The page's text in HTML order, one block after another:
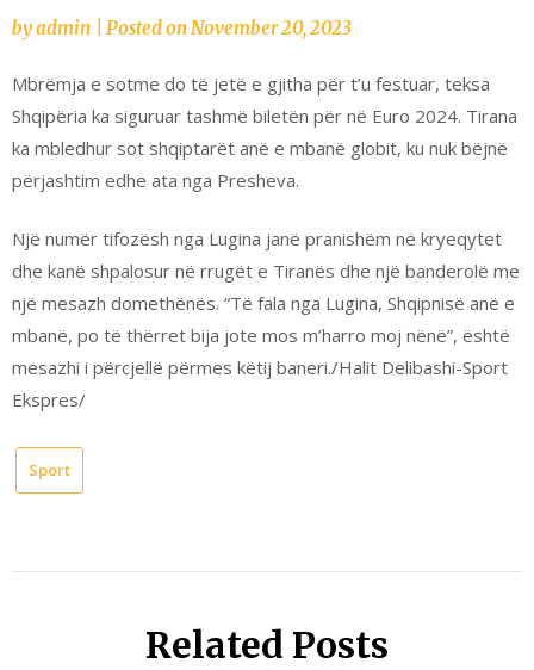
byadmin Posted on November 20, 2023
Mbrëmja e sotme do të jetë e gjitha për t’u festuar, teksa
Shqipëria ka siguruar tashmë biletën për në Euro 2024. Tirana
ka mbledhur sot shqiptarët anë e mbanë globit, ku nuk bëjnë
përjashtim edhe ata nga Presheva.
Një numër tifozësh nga Lugina janë pranishëm në kryeqytet
dhe kanë shpalosur në rrugët e Tiranës dhe një banderolë me
një mesazh domethënës. “Të fala nga Lugina, Shqipnisë anë e
mbanë, po të thërret bija jote mos m’harro moj nënë”, është
mesazhi i përcjellë përmes këtij baneri./Halit Delibashi-Sport
Ekspres/
Sport
Related Posts